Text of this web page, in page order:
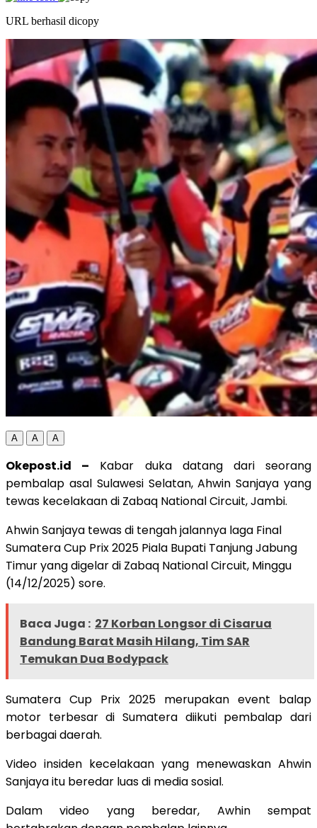
URL berhasil dicopy
A A A
Okepost.id – Kabar duka datang dari seorang
pembalap asal Sulawesi Selatan, Ahwin Sanjaya yang
tewas kecelakaan di Zabaq National Circuit, Jambi.
Ahwin Sanjaya tewas di tengah jalannya laga Final
Sumatera Cup Prix 2025 Piala Bupati Tanjung Jabung
Timur yang digelar di Zabaq National Circuit, Minggu
(14/12/2025) sore.
Baca Juga : 27 Korban Longsor di Cisarua
Bandung Barat Masih Hilang, Tim SAR
Temukan Dua Bodypack
Sumatera Cup Prix 2025 merupakan event balap
motor terbesar di Sumatera diikuti pembalap dari
berbagai daerah.
Video insiden kecelakaan yang menewaskan Ahwin
Sanjaya itu beredar luas di media sosial.
Dalam video yang beredar, Awhin sempat